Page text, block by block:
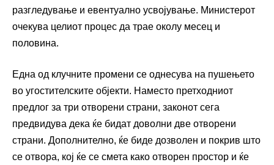
разгледување и евентуално усвојување. Министерот
очекува целиот процес да трае околу месец и
половина.
Една од клучните промени се однесува на пушењето
во угостителските објекти. Наместо претходниот
предлог за три отворени страни, законот сега
предвидува дека ќе бидат доволни две отворени
страни. Дополнително, ќе биде дозволен и покрив што
се отвора, кој ќе се смета како отворен простор и ќе